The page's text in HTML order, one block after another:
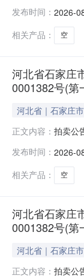
动产权
发布时间： 2026-
相关产品：
空
河北省石家庄
0001382号(第
河北省｜石家庄
正文内容： 拍卖公
产权第
发布时间： 2026-
相关产品：
空
河北省石家庄
0001382号(第
河北省｜石家庄
正文内容： 拍卖公